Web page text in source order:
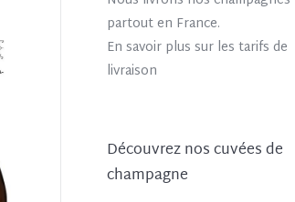
partout en France.
En savoir plus sur les tarifs de
livraison
Découvrez nos cuvées de
champagne